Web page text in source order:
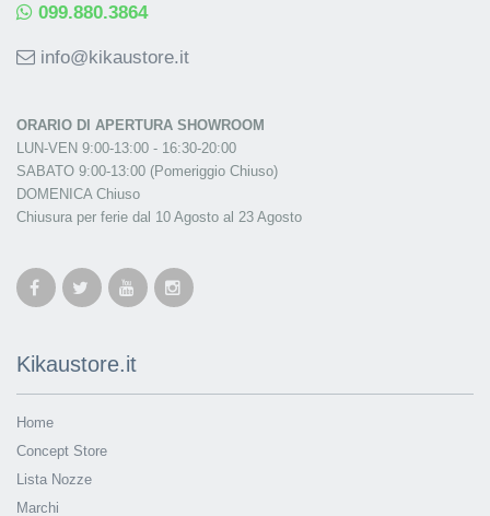
099.880.3864
info@kikaustore.it
ORARIO DI APERTURA SHOWROOM
LUN-VEN 9:00-13:00 - 16:30-20:00
SABATO 9:00-13:00 (Pomeriggio Chiuso)
DOMENICA Chiuso
Chiusura per ferie dal 10 Agosto al 23 Agosto
Kikaustore.it
Home
Concept Store
Lista Nozze
Marchi